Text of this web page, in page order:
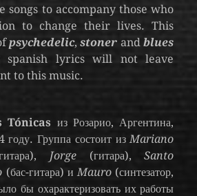
songs to accompany those who
to change their lives. This
psychedelic,stoner andblues
lyrics will not leave
to this music.
Tónicas из Розарио, Аргентина,
году. Группа состоит изMariano
Jorge(гитара),Santo
(бас-гитара) иMauro (синтезатор,
бы охарактеризовать их работы